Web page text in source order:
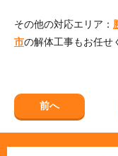
その他の対応エリア：
市の解体工事もお任せ
前へ